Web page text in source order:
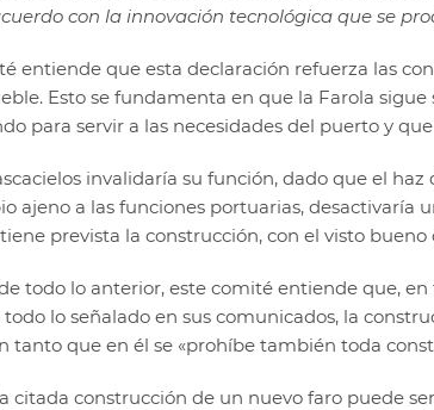
con la innovación tecnológica que se
entiende que esta declaración refuerza las
Esto se fundamenta en que la Farola
para servir a las necesidades del puerto y
invalidaría su función, dado que el
ajeno a las funciones portuarias, desactivaría
prevista la construcción, con el visto
todo lo anterior, este comité entiende que,
lo señalado en sus comunicados, la
tanto que en él se «prohíbe también toda
citada construcción de un nuevo faro puede